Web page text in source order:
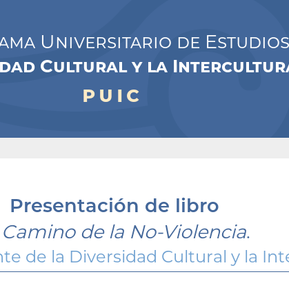
Universitario de Estudios
Cultural y la
puic
Presentación de libro
Camino de la No-Violencia.
de la Diversidad Cultural y la